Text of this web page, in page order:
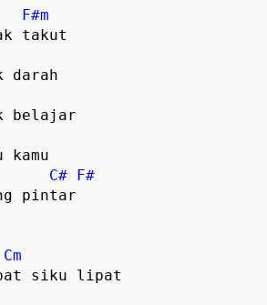
F#m
takut
darah
belajar
kamu
C# F#
pintar
Cm
siku lipat